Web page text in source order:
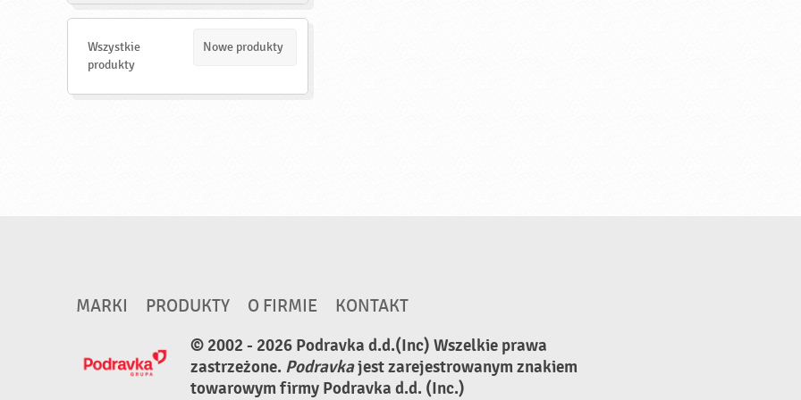
d
Wszystkie
produkty
Nowe produkty
MARKI PRODUKTY O FIRMIE
KONTAKT
© 2002 - 2026 Podravka d.d.(Inc) Wszelkie prawa
zastrzeżone. Podravkajest zarejestrowanym znakiem
towarowym firmy Podravka d.d. (Inc.)